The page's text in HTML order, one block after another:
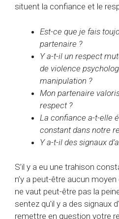
situent la confiance et le
Est-ce que je fais
partenaire ?
Y a-t-il un respect
de violence
manipulation ?
Mon partenaire
respect ?
La confiance a-t-elle
constant dans notre
Y a-t-il des signaux
S’il y a eu une trahison
n’y a peut-être aucun
ne vaut peut-être pas la
sentez qu'il y a des signaux
remettre en question votre